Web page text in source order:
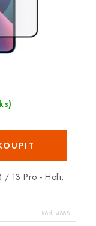
/ 13 Pro - Hofi,
Kód: 4888